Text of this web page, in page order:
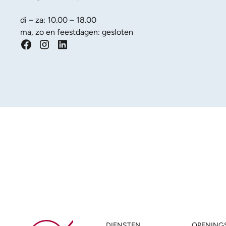
di – za: 10.00 – 18.00
ma, zo en feestdagen: gesloten